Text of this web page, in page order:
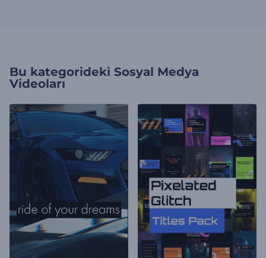
Bu kategorideki Sosyal Medya
Videoları